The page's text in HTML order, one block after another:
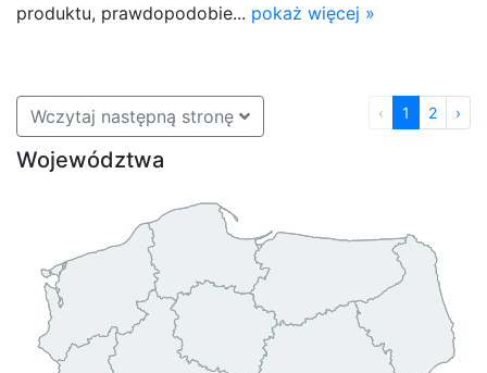
produktu, prawdopodobie... pokaż więcej »
Wczytaj następną stronę ‹ 1 2 ›
Województwa